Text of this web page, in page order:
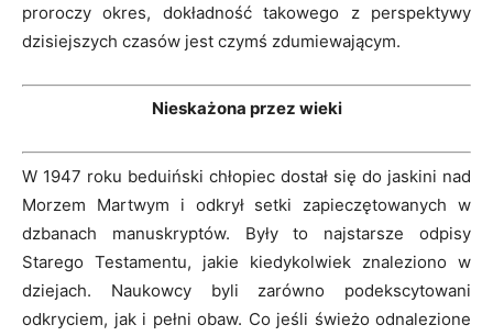
proroczy okres, dokładność takowego z perspektywy
dzisiejszych czasów jest czymś zdumiewającym.
Nieskażona przez wieki
W 1947 roku beduiński chłopiec dostał się do jaskini nad
Morzem Martwym i odkrył setki zapieczętowanych w
dzbanach manuskryptów. Były to najstarsze odpisy
Starego Testamentu, jakie kiedykolwiek znaleziono w
dziejach. Naukowcy byli zarówno podekscytowani
odkryciem, jak i pełni obaw. Co jeśli świeżo odnalezione